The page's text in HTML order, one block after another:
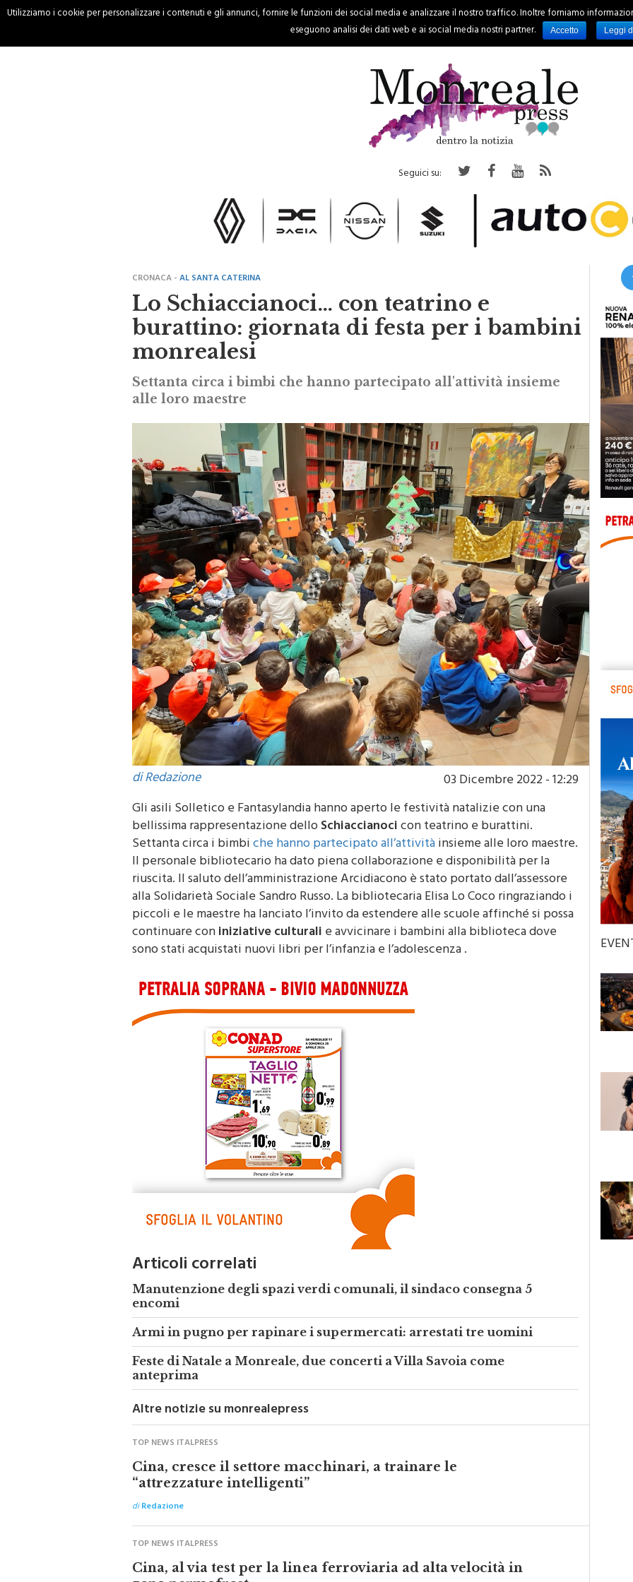
HOME CRONACA PALERMO REGIONE EVENTI RUBRICHE SPORT
Seguici su:
CRONACA - AL SANTA CATERINA
Lo Schiaccianoci… con teatrino e
burattino: giornata di festa per i bambini
monrealesi
Settanta circa i bimbi che hanno partecipato all'attività insieme
alle loro maestre
di Redazione
03 Dicembre 2022 - 12:29
Gli asili Solletico e Fantasylandia hanno aperto le festività natalizie con una
bellissima rappresentazione delloSchiaccianocicon teatrino e burattini.
Settanta circa i bimbiche hanno partecipato all’attivitàinsieme alle loro maestre.
Il personale bibliotecario ha dato piena collaborazione e disponibilità per la
riuscita. Il saluto dell’amministrazione Arcidiacono è stato portato dall’assessore
alla Solidarietà Sociale Sandro Russo. La bibliotecaria Elisa Lo Coco ringraziando i
piccoli e le maestre ha lanciato l’invito da estendere alle scuole affinché si possa
continuare coniniziative culturalie avvicinare i bambini alla biblioteca dove
sono stati acquistati nuovi libri per l’infanzia e l’adolescenza .
Articoli correlati
Manutenzione degli spazi verdi comunali, il sindaco consegna 5
encomi
Armi in pugno per rapinare i supermercati: arrestati tre uomini
Feste di Natale a Monreale, due concerti a Villa Savoia come
anteprima
Altre notizie su monrealepress
TOP NEWS ITALPRESS
Cina, cresce il settore macchinari, a trainare le
“attrezzature intelligenti”
diRedazione
TOP NEWS ITALPRESS
Cina, al via test per la linea ferroviaria ad alta velocità in
zona permafrost
Utilizziamo i cookie per personalizzare i contenuti e gli annunci, fornire le funzioni dei social media e analizzare il nostro traffico. Inoltre forniamo
eseguono analisi dei dati web e ai social media nostri partner.
Accetto Leggi